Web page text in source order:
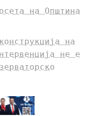
на Општина
на
не е